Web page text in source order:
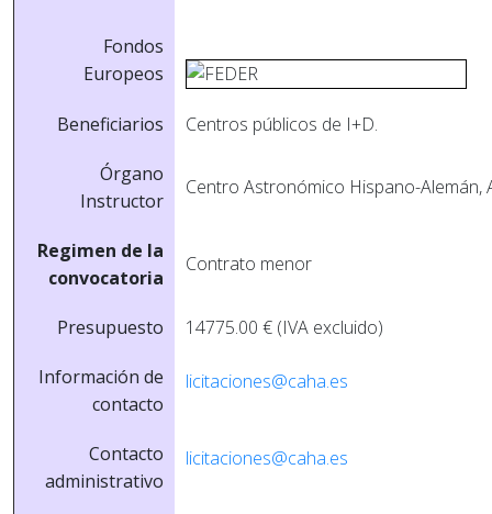
Fondos
Europeos
Beneficiarios Centros públicos de I+D.
Órgano
Instructor
Centro Astronómico Hispano-Alemán,
Regimen de la
convocatoria
Contrato menor
Presupuesto 14775.00 € (IVA excluido)
Información de
contacto
licitaciones@caha.es
Contacto
administrativo
licitaciones@caha.es